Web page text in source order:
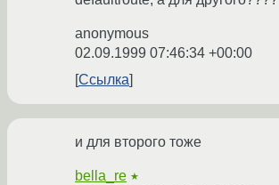
anonymous
02.09.1999 07:46:34 +00:00
Ссылка
и для второго тоже
bella_re ★